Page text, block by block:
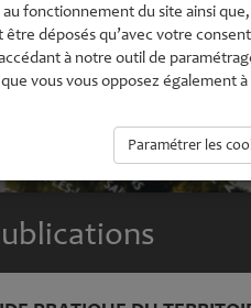
fonctionnement du site ainsi
déposés qu’avec votre
à notre outil de
vous vous opposez
Paramétrer les